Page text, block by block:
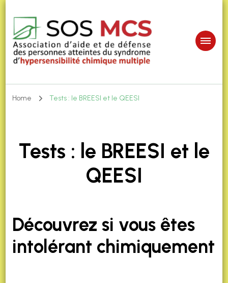
Home Tests : le BREESI et le QEESI
Tests : le BREESI et le
QEESI
Découvrez si vous êtes
intolérant chimiquement